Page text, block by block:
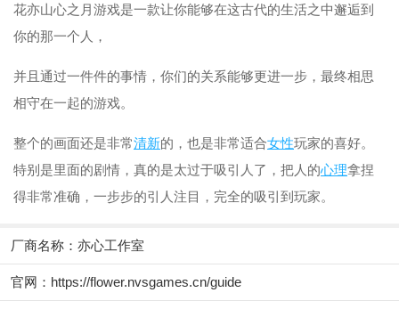
花亦山心之月游戏是一款让你能够在这古代的生活之中邂逅到
你的那一个人，
并且通过一件件的事情，你们的关系能够更进一步，最终相思
相守在一起的游戏。
整个的画面还是非常清新的，也是非常适合女性玩家的喜好。
特别是里面的剧情，真的是太过于吸引人了，把人的心理拿捏
得非常准确，一步步的引人注目，完全的吸引到玩家。
厂商名称： 亦心工作室
官网： https://flower.nvsgames.cn/guide